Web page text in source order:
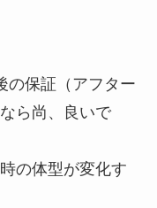
の保証（アフター
ら尚、良いで
の体型が変化す